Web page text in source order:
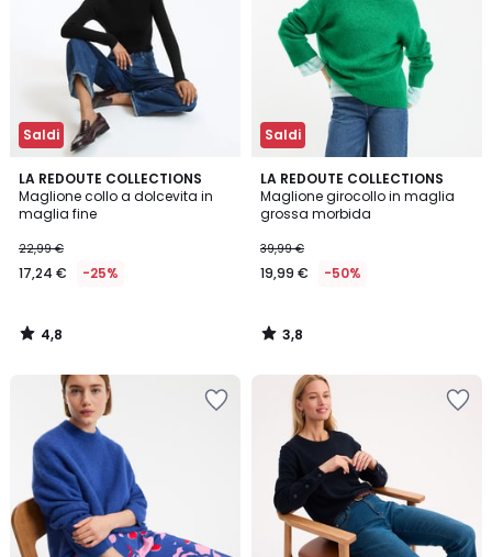
Saldi
LA REDOUTE COLLECTIONS
Maglione collo a dolcevita in
maglia fine
22,99 €
17,24 € -25%
4,8
/ 5
4,8
/
Saldi
LA REDOUTE COLLECTIONS
Maglione girocollo in maglia
grossa morbida
39,99 €
19,99 € -50%
3,8
/ 5
3,8
/